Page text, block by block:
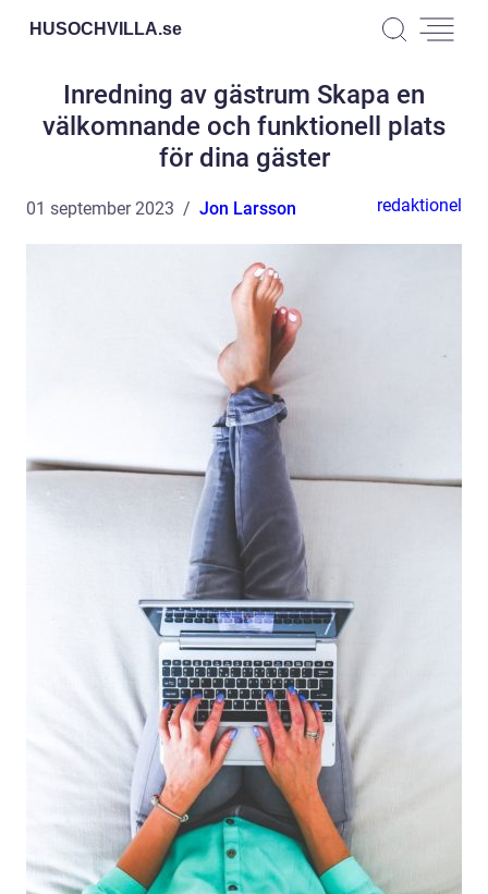
HUSOCHVILLA.se
Inredning av gästrum Skapa en
välkomnande och funktionell plats
för dina gäster
01 september 2023 Jon Larsson redaktionel